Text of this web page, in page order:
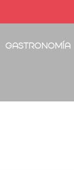
Gastronomía